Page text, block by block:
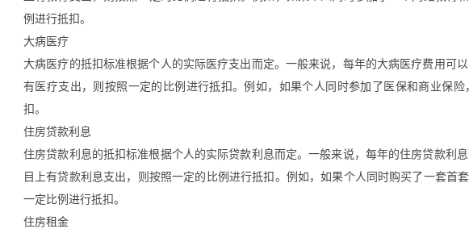
例进行抵扣。
大病医疗
大病医疗的抵扣标准根据个人的实际医疗支出而定。一般来说，每年的大病医疗费用可
有医疗支出，则按照一定的比例进行抵扣。例如，如果个人同时参加了医保和商业保
扣。
住房贷款利息
住房贷款利息的抵扣标准根据个人的实际贷款利息而定。一般来说，每年的住房贷款利
目上有贷款利息支出，则按照一定的比例进行抵扣。例如，如果个人同时购买了一套首
一定比例进行抵扣。
住房租金